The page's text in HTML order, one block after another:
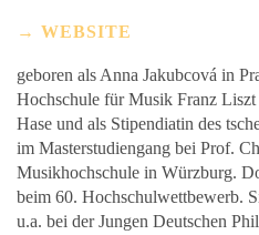
WEBSITE
geboren als Anna Jakubcová in
Hochschule für Musik Franz
Hase und als Stipendiatin des
im Masterstudiengang bei Prof.
Musikhochschule in Würzburg.
beim 60. Hochschulwettbewerb.
u.a. bei der Jungen Deutschen